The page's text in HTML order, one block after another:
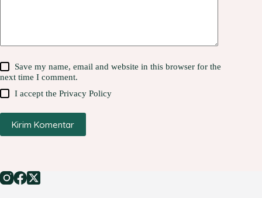
Save my name, email and website in this browser for the
next time I comment.
I accept thePrivacy Policy
Kirim Komentar